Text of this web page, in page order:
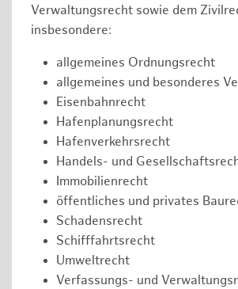
Verwaltungsrecht sowie dem
insbesondere:
allgemeines Ordnungsrecht
allgemeines und besonderes
Eisenbahnrecht
Hafenplanungsrecht
Hafenverkehrsrecht
Handels- und
Immobilienrecht
öffentliches und privates
Schadensrecht
Schifffahrtsrecht
Umweltrecht
Verfassungs- und